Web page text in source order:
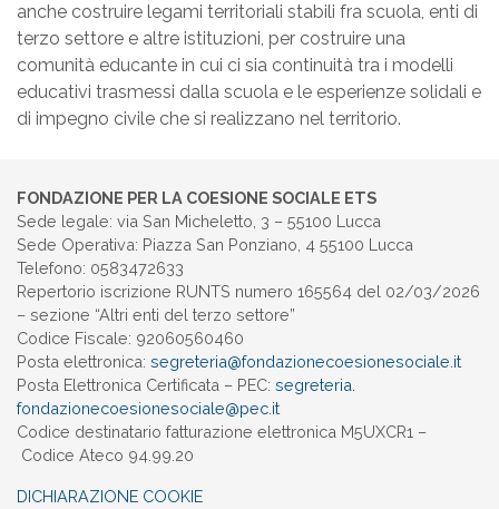
anche costruire legami territoriali stabili fra scuola, enti di
terzo settore e altre istituzioni, per costruire una
comunità educante in cui ci sia continuità tra i modelli
educativi trasmessi dalla scuola e le esperienze solidali e
di impegno civile che si realizzano nel territorio.
FONDAZIONE PER LA COESIONE SOCIALE ETS
Sede legale: via San Micheletto, 3 – 55100 Lucca
Sede Operativa: Piazza San Ponziano, 4 55100 Lucca
Telefono: 0583472633
Repertorio iscrizione RUNTS numero 165564 del 02/03/2026
– sezione “Altri enti del terzo settore”
Codice Fiscale: 92060560460
Posta elettronica: segreteria@fondazionecoesionesociale.it
Posta Elettronica Certificata – PEC: segreteria.
fondazionecoesionesociale@pec. it
Codice destinatario fatturazione elettronica M5UXCR1 –
Codice Ateco 94.99.20
DICHIARAZIONE COOKIE